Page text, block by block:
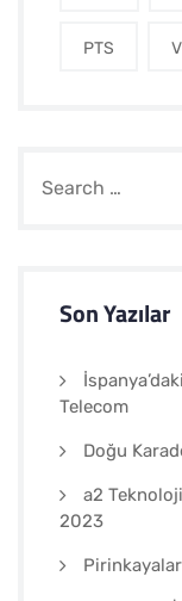
PTS
Son Yazılar
Telecom
Doğu
a2
2023